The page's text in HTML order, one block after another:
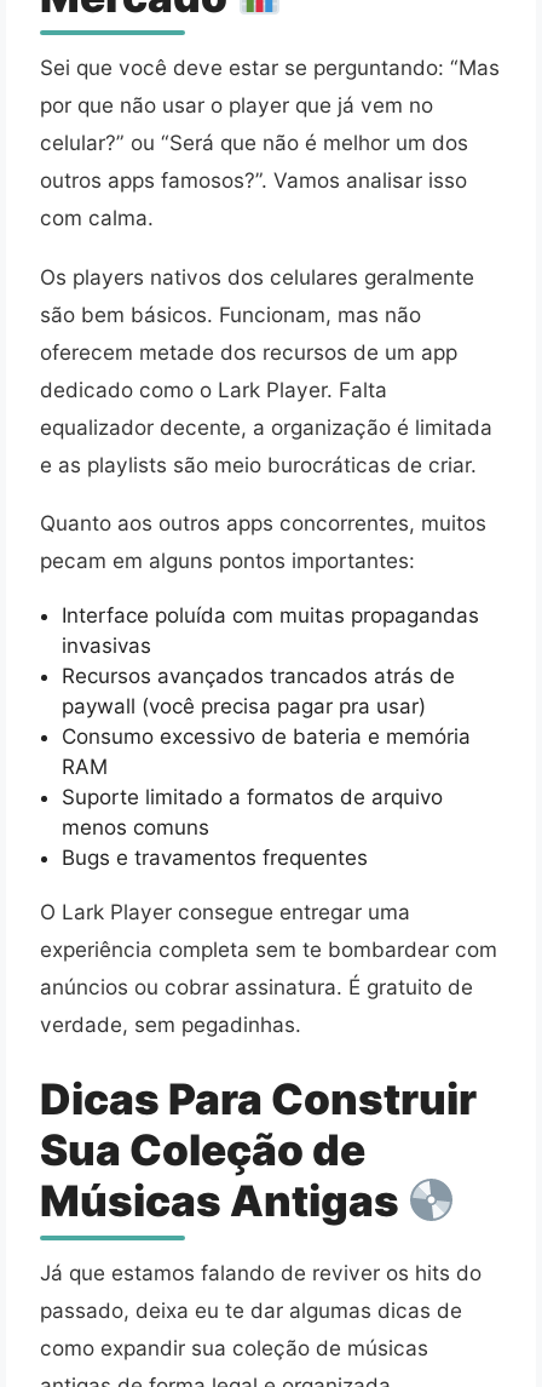
Sei que você deve estar se perguntando: “Mas
por que não usar o player que já vem no
celular?” ou “Será que não é melhor um dos
outros apps famosos?”. Vamos analisar isso
com calma.
Os players nativos dos celulares geralmente
são bem básicos. Funcionam, mas não
oferecem metade dos recursos de um app
dedicado como o Lark Player. Falta
equalizador decente, a organização é limitada
e as playlists são meio burocráticas de criar.
Quanto aos outros apps concorrentes, muitos
pecam em alguns pontos importantes:
Interface poluída com muitas propagandas
invasivas
Recursos avançados trancados atrás de
paywall (você precisa pagar pra usar)
Consumo excessivo de bateria e memória
RAM
Suporte limitado a formatos de arquivo
menos comuns
Bugs e travamentos frequentes
O Lark Player consegue entregar uma
experiência completa sem te bombardear com
anúncios ou cobrar assinatura. É gratuito de
verdade, sem pegadinhas.
Dicas Para Construir
Sua Coleção de
Músicas Antigas
Já que estamos falando de reviver os hits do
passado, deixa eu te dar algumas dicas de
como expandir sua coleção de músicas